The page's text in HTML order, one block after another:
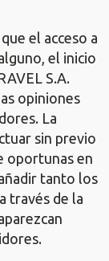
el acceso a
el inicio
S.A.
opiniones
La
sin previo
oportunas en
tanto los
través de la